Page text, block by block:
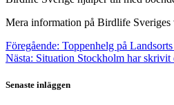
Mera information på Birdlife Sveriges
Inläggsnavigering
Föregående: Föregående
inlägg:
Toppenhelg på
Nästa: Nästa
Situation Stockholm har
Senaste inläggen